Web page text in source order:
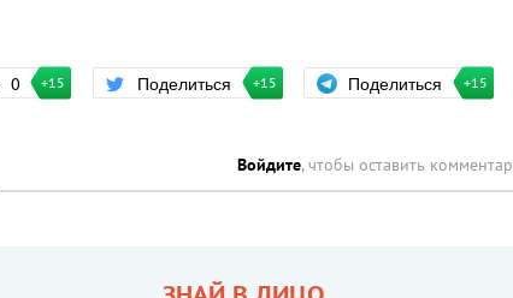
0 +15 Поделиться +15 Поделиться +15
Войдите, чтобы оставить